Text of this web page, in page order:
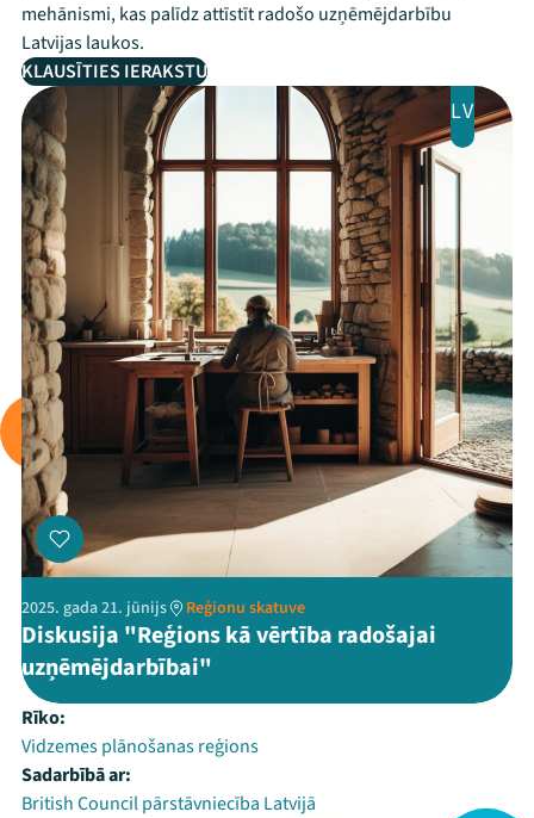
mehānismi, kas palīdz attīstīt radošo uzņēmējdarbību
Latvijas laukos.
KLAUSĪTIES IERAKSTU
LV
2025. gada 21. jūnijs Reģionu skatuve
Diskusija "Reģions kā vērtība radošajai
uzņēmējdarbībai"
Rīko:
Vidzemes plānošanas reģions
Sadarbībā ar:
British Council pārstāvniecība Latvijā